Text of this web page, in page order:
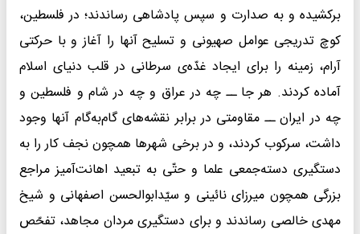
برکشیده و به صدارت و سپس پادشاهی رساندند؛ در فلسطین،
کوچ تدریجی عوامل صهیونی و تسلیح آنها را آغاز و با حرکتی
آرام، زمینه را برای ایجاد غدّه‌ی سرطانی در قلب دنیای اسلام
آماده کردند. هر جا ــ چه در عراق و چه در شام و فلسطین و
چه در ایران ــ‌ مقاومتی در برابر نقشه‌های گام‌به‌گام آنها وجود
داشت، سرکوب کردند، و در برخی شهرها همچون نجف کار را به
دستگیری دسته‌جمعی علما و حتّی به تبعید اهانت‌آمیز مراجع
بزرگی همچون میرزای نائینی و سیّدابوالحسن اصفهانی و شیخ
مهدی خالصی رساندند و برای دستگیری مردان مجاهد، تفحّص